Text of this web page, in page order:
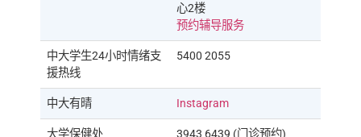
心2楼
预约辅导服务
中大学生24小时情绪支
援热线
5400 2055
中大有晴 Instagram